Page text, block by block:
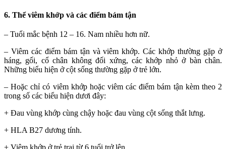
6. Thể viêm khớp và các điểm bám tận
– Tuổi mắc bệnh 12 – 16. Nam nhiều hơn nữ.
– Viêm các điểm bám tận và viêm khớp. Các khớp thường gặp ở
háng, gối, cổ chân không đối xứng, các khớp nhỏ ở bàn chân.
Những biểu hiện ở cột sống thường gặp ở trẻ lớn.
– Hoặc chỉ có viêm khớp hoặc viêm các điểm bám tận kèm theo 2
trong số các biểu hiện dươi đây:
+ Đau vùng khớp cùng chậy hoặc đau vùng cột sống thắt lưng.
+ HLA B27 dương tính.
+ Viêm khớp ở trẻ trai từ 6 tuổi trở lên.